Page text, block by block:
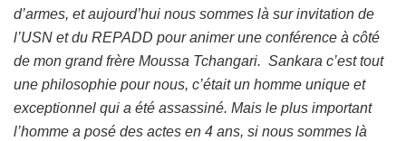
d’armes, et aujourd’hui nous sommes là sur invitation de
l’USN et du REPADD pour animer une conférence à côté
de mon grand frère Moussa Tchangari. Sankara c’est tout
une philosophie pour nous, c’était un homme unique et
exceptionnel qui a été assassiné. Mais le plus important
l’homme a posé des actes en 4 ans, si nous sommes là